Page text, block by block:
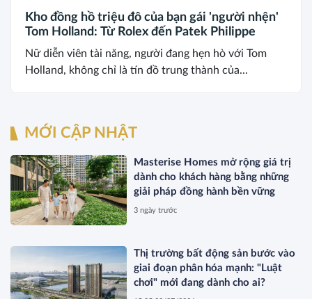
Kho đồng hồ triệu đô của bạn gái 'người nhện'
Tom Holland: Từ Rolex đến Patek Philippe
Nữ diễn viên tài năng, người đang hẹn hò với Tom
Holland, không chỉ là tín đồ trung thành của...
MỚI CẬP NHẬT
Masterise Homes mở rộng giá trị
dành cho khách hàng bằng những
giải pháp đồng hành bền vững
3 ngày trước
Thị trường bất động sản bước vào
giai đoạn phân hóa mạnh: "Luật
chơi" mới đang dành cho ai?